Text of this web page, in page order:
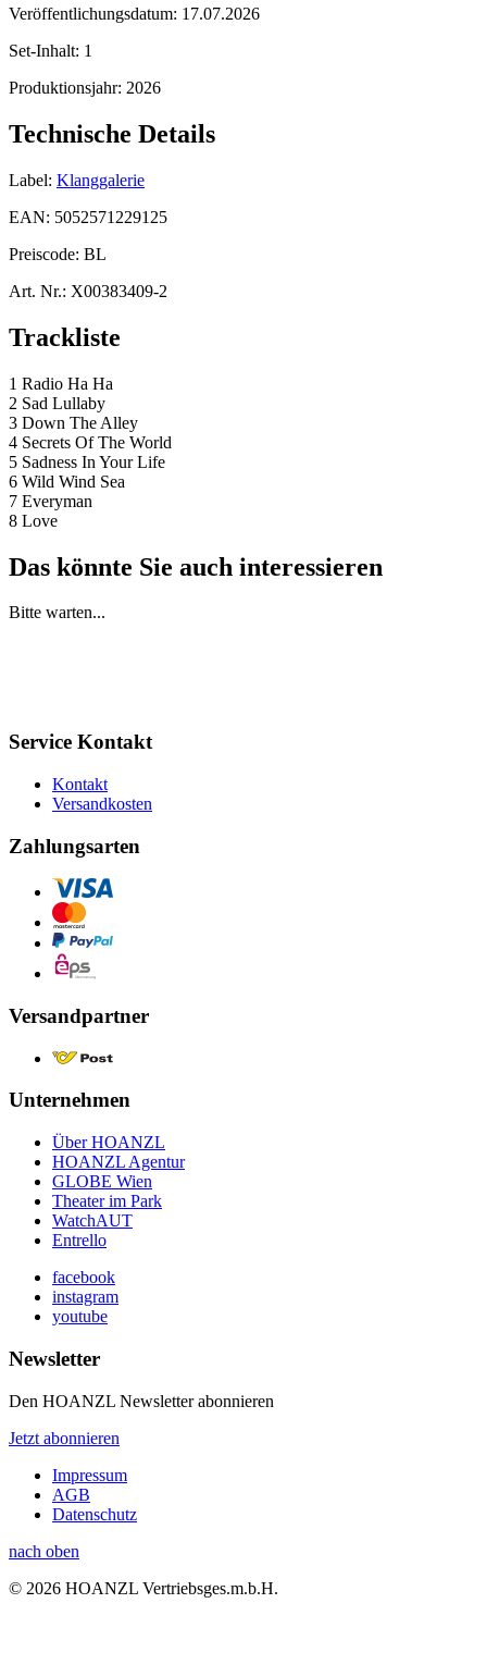
Veröffentlichungsdatum: 17.07.2026
Set-Inhalt: 1
Produktionsjahr: 2026
Technische Details
Label: Klanggalerie
EAN: 5052571229125
Preiscode: BL
Art. Nr.: X00383409-2
Trackliste
1 Radio Ha Ha
2 Sad Lullaby
3 Down The Alley
4 Secrets Of The World
5 Sadness In Your Life
6 Wild Wind Sea
7 Everyman
8 Love
Das könnte Sie auch interessieren
Bitte warten...
Service Kontakt
Kontakt
Versandkosten
Zahlungsarten
Versandpartner
Unternehmen
Über HOANZL
HOANZL Agentur
GLOBE Wien
Theater im Park
WatchAUT
Entrello
facebook
instagram
youtube
Newsletter
Den HOANZL Newsletter abonnieren
Jetzt abonnieren
Impressum
AGB
Datenschutz
nach oben
© 2026 HOANZL Vertriebsges.m.b.H.